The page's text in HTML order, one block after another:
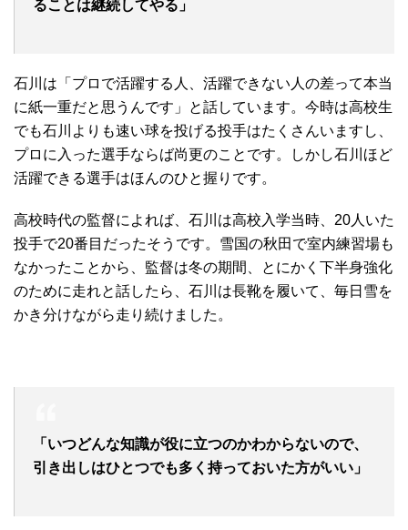
ることは継続してやる」
石川は「プロで活躍する人、活躍できない人の差って本当
に紙一重だと思うんです」と話しています。今時は高校生
でも石川よりも速い球を投げる投手はたくさんいますし、
プロに入った選手ならば尚更のことです。しかし石川ほど
活躍できる選手はほんのひと握りです。
高校時代の監督によれば、石川は高校入学当時、20人いた
投手で20番目だったそうです。雪国の秋田で室内練習場も
なかったことから、監督は冬の期間、とにかく下半身強化
のために走れと話したら、石川は長靴を履いて、毎日雪を
かき分けながら走り続けました。
「いつどんな知識が役に立つのかわからないので、
引き出しはひとつでも多く持っておいた方がいい」